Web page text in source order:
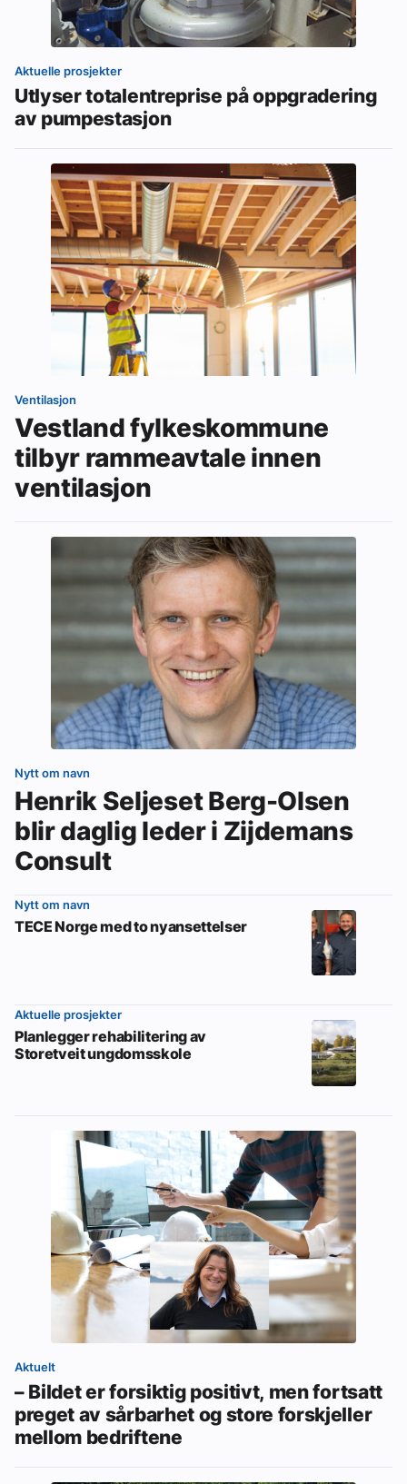
Aktuelle prosjekter
Utlyser totalentreprise på oppgradering
av pumpestasjon
Ventilasjon
Vestland fylkeskommune
tilbyr rammeavtale innen
ventilasjon
Nytt om navn
Henrik Seljeset Berg-Olsen
blir daglig leder i Zijdemans
Consult
Nytt om navn
TECE Norge med to nyansettelser
Aktuelle prosjekter
Planlegger rehabilitering av
Storetveit ungdomsskole
Aktuelt
– Bildet er forsiktig positivt, men fortsatt
preget av sårbarhet og store forskjeller
mellom bedriftene